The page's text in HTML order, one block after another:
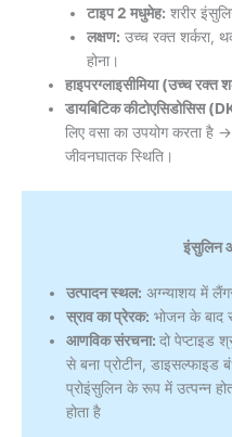
टाइप 2 मधुमेह: शरीर
लक्षण: उच्च रक्त शर्करा,
होना।
हाइपरग्लाइसीमिया (उच्च रक्त
डायबिटिक कीटोएसिडोसिस
लिए वसा का उपयोग करता है
जीवनघातक स्थिति।
इंसुलिन
उत्पादन स्थल: अग्न्याशय में
स्राव का प्रेरक: भोजन के बाद
आणविक संरचना: दो
से बना प्रोटीन, डाइसल्फाइड
प्रोइंसुलिन के रूप में उत्पन्न
होता है